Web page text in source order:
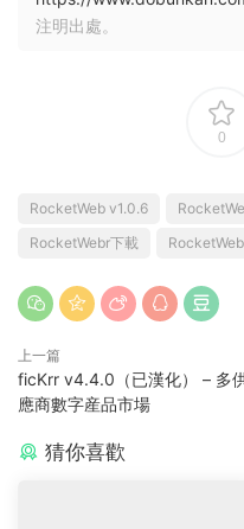
注明出處。
0
RocketWeb v1.0.6
RocketWebr下載
上一篇
ficKrr v4.4.0（已漢化） – 多
應商數字産品市場
猜你喜歡